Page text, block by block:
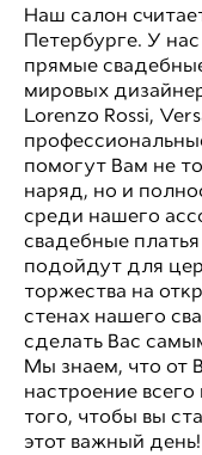
Наш салон
Петербурге. У
прямые
мировых
Lorenzo Rossi,
помогут Вам не
наряд, но и
среди нашего
свадебные
подойдут для
торжества на
стенах нашего
сделать Вас
Мы знаем, что от
настроение
того, чтобы вы
этот важный день!